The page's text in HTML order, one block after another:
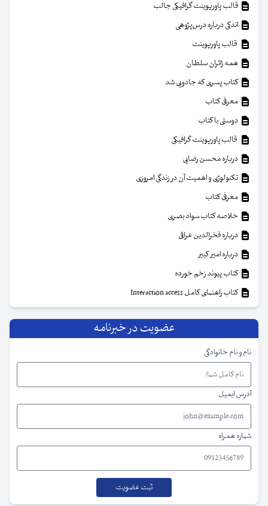
قالب پاورپوینت گرافیکی جالب
اندکی درباره درس‌پژوهی
قالب پاورپوینت
همه زائران سلطان
کتاب پسری که جادویی شد
معرفی کتاب
دوستی با کتاب
قالب پاورپوینت گرافیکی
درباره محسن رضایی
تکنولوژی و اهمیت آن در زندگی امروزی
معرفی کتاب
خلاصه کتاب سواد بصری
درباره فخرالدین عراقی
درباره امیر کبیر
کتاب پیوند زخم خورده
کتاب راهنمای کامل Interaction access
عضویت در خبرنامه
نام و نام خانوادگی
آدرس ایمیل
شماره همراه